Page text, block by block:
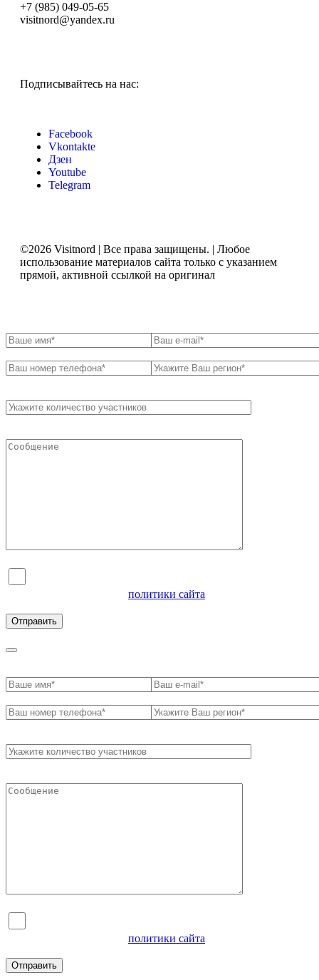
+7 (985) 049-05-65
visitnord@yandex.ru
Подписывайтесь на нас:
Facebook
Vkontakte
Дзен
Youtube
Telegram
©2026 Visitnord | Все права защищены. | Любое
использование материалов сайта только с указанием
прямой, активной ссылкой на оригинал
политики сайта
политики сайта